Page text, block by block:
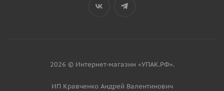
2026 © Интернет-магазин «УПАК.РФ».
ИП Кравченко Андрей Валентинович